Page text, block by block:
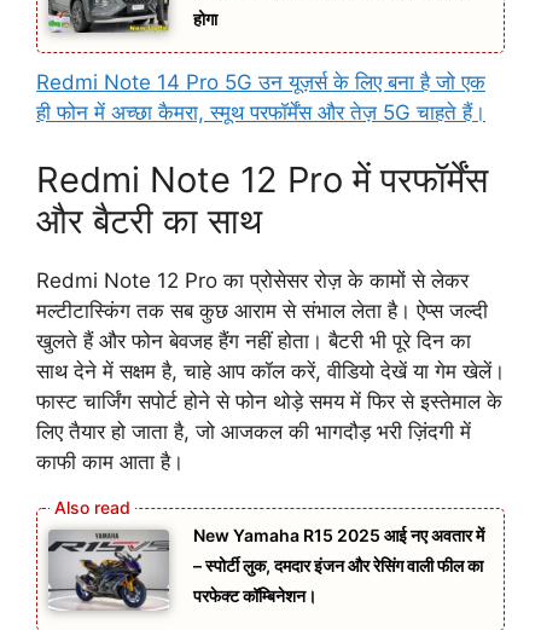
होगा
Redmi Note 14 Pro 5G उन यूज़र्स के लिए बना है जो एक
ही फोन में अच्छा कैमरा, स्मूथ परफॉर्मेंस और तेज़ 5G चाहते हैं।
Redmi Note 12 Pro में परफॉर्मेंस
और बैटरी का साथ
Redmi Note 12 Pro का प्रोसेसर रोज़ के कामों से लेकर
मल्टीटास्किंग तक सब कुछ आराम से संभाल लेता है। ऐप्स जल्दी
खुलते हैं और फोन बेवजह हैंग नहीं होता। बैटरी भी पूरे दिन का
साथ देने में सक्षम है, चाहे आप कॉल करें, वीडियो देखें या गेम खेलें।
फास्ट चार्जिंग सपोर्ट होने से फोन थोड़े समय में फिर से इस्तेमाल के
लिए तैयार हो जाता है, जो आजकल की भागदौड़ भरी ज़िंदगी में
काफी काम आता है।
New Yamaha R15 2025 आई नए अवतार में
– स्पोर्टी लुक, दमदार इंजन और रेसिंग वाली फील का
परफेक्ट कॉम्बिनेशन।